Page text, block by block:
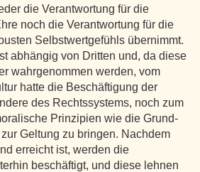
die Verantwortung für die
noch die Verantwortung für die
Selbstwertgefühls übernimmt.
abhängig von Dritten und, da diese
wahrgenommen werden, vom
hatte die Beschäftigung der
des Rechtssystems, noch zum
Prinzipien wie die Grund-
Geltung zu bringen. Nachdem
erreicht ist, werden die
beschäftigt, und diese lehnen